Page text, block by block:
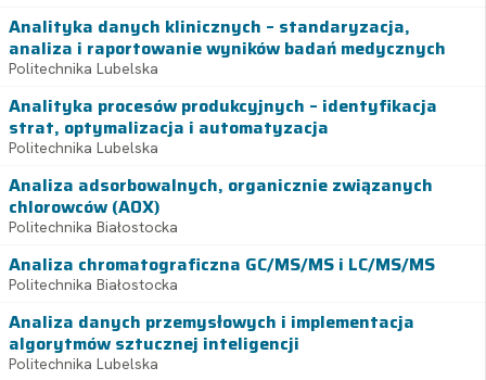
Analityka danych klinicznych – standaryzacja,
analiza i raportowanie wyników badań medycznych
Politechnika Lubelska
Analityka procesów produkcyjnych – identyfikacja
strat, optymalizacja i automatyzacja
Politechnika Lubelska
Analiza adsorbowalnych, organicznie związanych
chlorowców (AOX)
Politechnika Białostocka
Analiza chromatograficzna GC/MS/MS i LC/MS/MS
Politechnika Białostocka
Analiza danych przemysłowych i implementacja
algorytmów sztucznej inteligencji
Politechnika Lubelska